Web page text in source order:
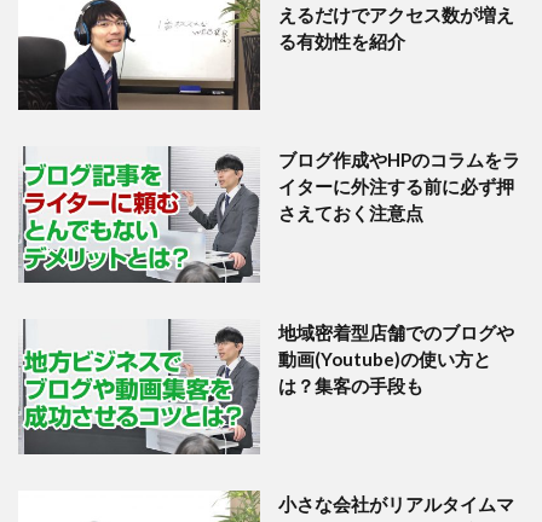
えるだけでアクセス数が増え
る有効性を紹介
ブログ作成やHPのコラムをラ
イターに外注する前に必ず押
さえておく注意点
地域密着型店舗でのブログや
動画(Youtube)の使い方と
は？集客の手段も
小さな会社がリアルタイムマ